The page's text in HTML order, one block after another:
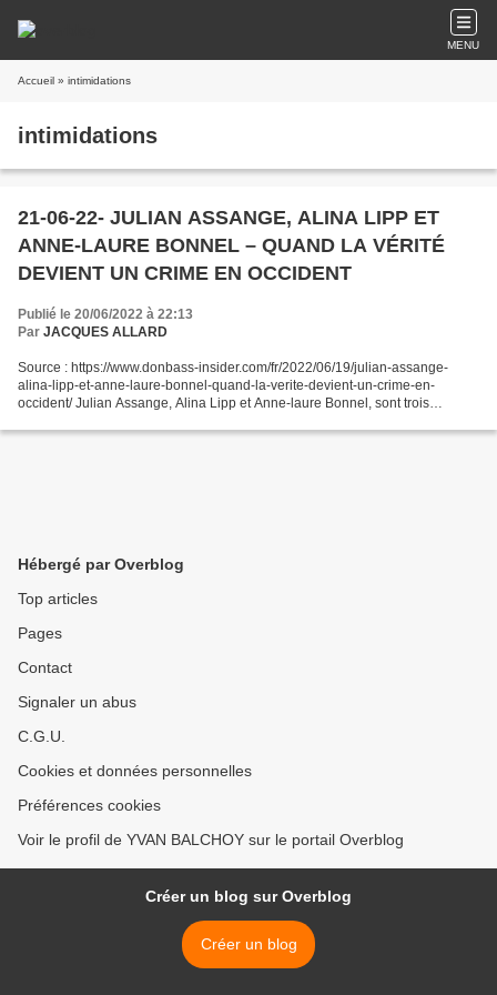
MENU
Accueil » intimidations
intimidations
21-06-22- JULIAN ASSANGE, ALINA LIPP ET
ANNE-LAURE BONNEL – QUAND LA VÉRITÉ
DEVIENT UN CRIME EN OCCIDENT
Publié le 20/06/2022 à 22:13
Par JACQUES ALLARD
Source : https://www.donbass-insider.com/fr/2022/06/19/julian-assange-
alina-lipp-et-anne-laure-bonnel-quand-la-verite-devient-un-crime-en-
occident/ Julian Assange, Alina Lipp et Anne-laure Bonnel, sont trois
Hébergé par Overblog
Top articles
Pages
Contact
Signaler un abus
C.G.U.
Cookies et données personnelles
Préférences cookies
Voir le profil de YVAN BALCHOY sur le portail Overblog
Créer un blog sur Overblog
Créer un blog